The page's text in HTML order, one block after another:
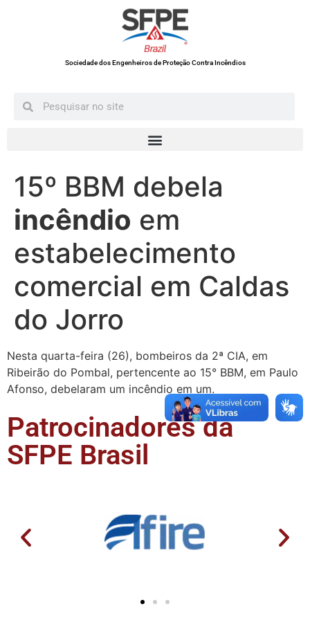
Sociedade dos Engenheiros de Proteção Contra Incêndios
15º BBM debela
incêndio em
estabelecimento
comercial em Caldas
do Jorro
Nesta quarta-feira (26), bombeiros da 2ª CIA, em
Ribeirão do Pombal, pertencente ao 15° BBM, em Paulo
Afonso, debelaram um incêndio em um.
Patrocinadores da
SFPE Brasil